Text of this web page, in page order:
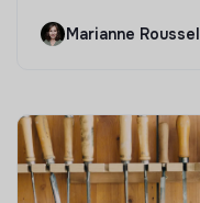
Marianne Roussel